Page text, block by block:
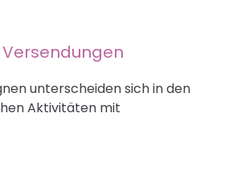
unterscheiden sich in den
Aktivitäten mit